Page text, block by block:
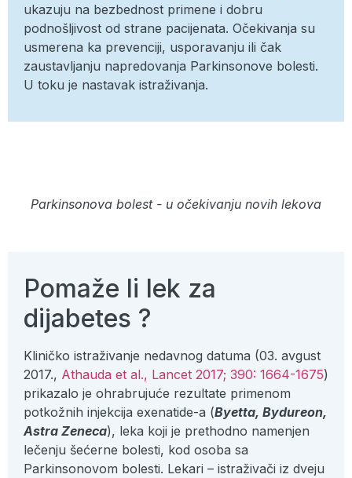
ukazuju na bezbednost primene i dobru
podnošljivost od strane pacijenata. Očekivanja su
usmerena ka prevenciji, usporavanju ili čak
zaustavljanju napredovanja Parkinsonove bolesti.
U toku je nastavak istraživanja.
Parkinsonova bolest - u očekivanju novih lekova
Pomaže li lek za
dijabetes ?
Kliničko istraživanje nedavnog datuma (03. avgust
2017., Athauda et al., Lancet 2017; 390: 1664-1675)
prikazalo je ohrabrujuće rezultate primenom
potkožnih injekcija exenatide-a (Byetta, Bydureon,
Astra Zeneca), leka koji je prethodno namenjen
lečenju šećerne bolesti, kod osoba sa
Parkinsonovom bolesti. Lekari – istraživači iz dveju